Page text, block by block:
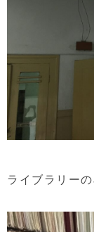
ライブラリー